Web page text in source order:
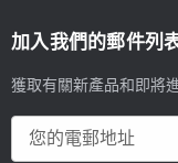
加入我們的郵件列
獲取有關新產品和即將
郵